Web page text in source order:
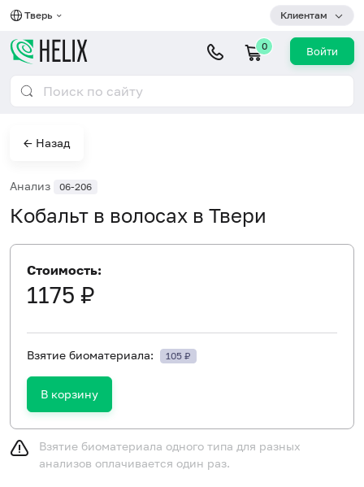
Тверь Клиентам
0 Войти
← Назад
Анализ 06-206
Кобальт в волосах в Твери
Стоимость:
1175 ₽
Взятие биоматериала: 105 ₽
В корзину
Взятие биоматериала одного типа для разных
анализов оплачивается один раз.